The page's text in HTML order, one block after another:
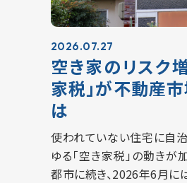
2026.07.27
空き家のリスク
家税」が不動産
は
使われていない住宅に自
ゆる「空き家税」の動きが
都市に続き、2026年6月